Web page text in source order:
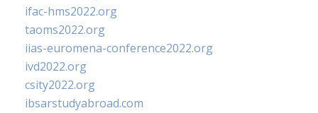
ifac-hms2022.org
taoms2022.org
iias-euromena-conference2022.org
ivd2022.org
csity2022.org
ibsarstudyabroad.com